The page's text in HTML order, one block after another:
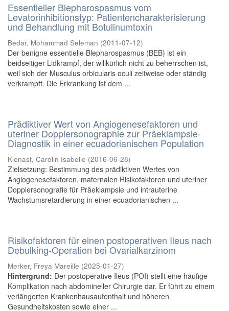
Essentieller Blepharospasmus vom
Levatorinhibitionstyp: Patientencharakterisierung
und Behandlung mit Botulinumtoxin
Bedar, Mohammad Seleman (2011-07-12)
Der benigne essentielle Blepharospasmus (BEB) ist ein
beidseitiger Lidkrampf, der willkürlich nicht zu beherrschen ist,
weil sich der Musculus orbicularis oculi zeitweise oder ständig
verkrampft. Die Erkrankung ist dem ...
Prädiktiver Wert von Angiogenesefaktoren und
uteriner Dopplersonographie zur Präeklampsie-
Diagnostik in einer ecuadorianischen Population
Kienast, Carolin Isabelle (2016-06-28)
Zielsetzung: Bestimmung des prädiktiven Wertes von
Angiogenesefaktoren, maternalen Risikofaktoren und uteriner
Dopplersonografie für Präeklampsie und intrauterine
Wachstumsretardierung in einer ecuadorianischen ...
Risikofaktoren für einen postoperativen Ileus nach
Debulking-Operation bei Ovarialkarzinom
Merker, Freya Mareille (2025-01-27)
Hintergrund: Der postoperative Ileus (POI) stellt eine häufige
Komplikation nach abdomineller Chirurgie dar. Er führt zu einem
verlängerten Krankenhausaufenthalt und höheren
Gesundheitskosten sowie einer ...